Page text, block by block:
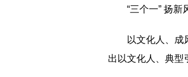
“三个一” 扬新
以文化人、
出以文化人、典型